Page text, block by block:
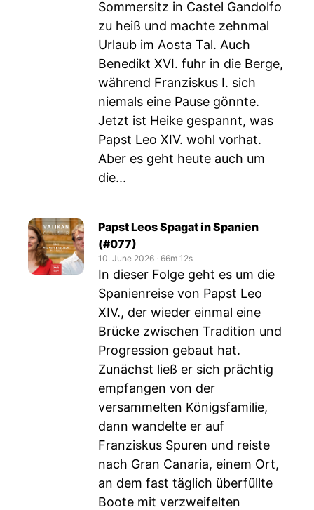
Sommersitz in Castel Gandolfo
zu heiß und machte zehnmal
Urlaub im Aosta Tal. Auch
Benedikt XVI. fuhr in die Berge,
während Franziskus I. sich
niemals eine Pause gönnte.
Jetzt ist Heike gespannt, was
Papst Leo XIV. wohl vorhat.
Aber es geht heute auch um
die...
Papst Leos Spagat in Spanien
(#077)
10. June 2026 ‧ 66m 12s
In dieser Folge geht es um die
Spanienreise von Papst Leo
XIV., der wieder einmal eine
Brücke zwischen Tradition und
Progression gebaut hat.
Zunächst ließ er sich prächtig
empfangen von der
versammelten Königsfamilie,
dann wandelte er auf
Franziskus Spuren und reiste
nach Gran Canaria, einem Ort,
an dem fast täglich überfüllte
Boote mit verzweifelten